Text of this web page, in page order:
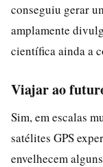
conseguiu gerar
amplamente
científica ainda a
Viajar ao
Sim, em escalas
satélites GPS
envelhecem